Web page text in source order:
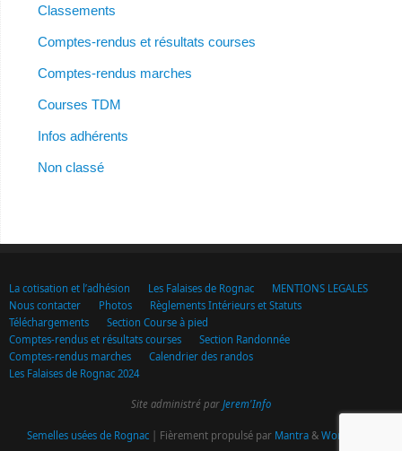
Classements
Comptes-rendus et résultats courses
Comptes-rendus marches
Courses TDM
Infos adhérents
Non classé
La cotisation et l’adhésion Les Falaises de Rognac
MENTIONS LEGALES
Nous contacter
Photos
Règlements Intérieurs et Statuts
Téléchargements
Section Course à pied
Comptes-rendus et résultats courses
Section Randonnée
Comptes-rendus marches
Calendrier des randos
Les Falaises de Rognac 2024
Site administré par Jerem'Info
Semelles usées de Rognac| Fièrement propulsé par Mantra& WordPress.